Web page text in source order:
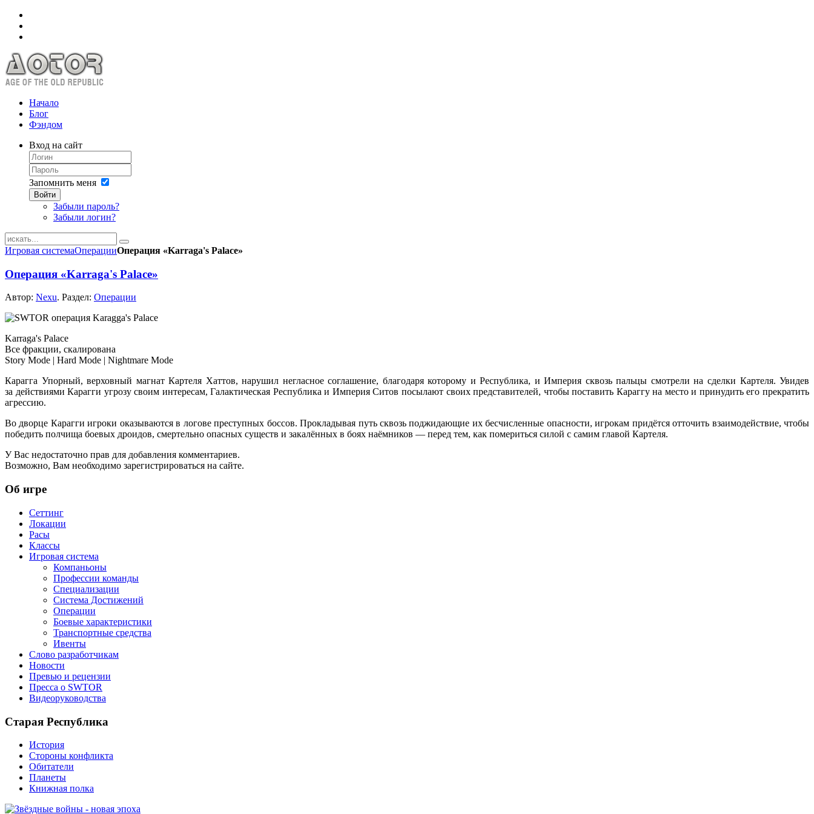
Начало
Блог
Фэндом
Вход на сайт
Запомнить меня
Войти
Забыли пароль?
Забыли логин?
Игровая системаОперацииОперация «Karraga's Palace»
Операция «Karraga's Palace»
Автор: Nexu. Раздел: Операции
Karraga's Palace
Все фракции, скалирована
Story Mode | Hard Mode | Nightmare Mode
Карагга Упорный, верховный магнат Картеля Хаттов, нарушил негласное соглашение, благодаря которому и Республика, и Империя сквозь пальцы смотрелина сделки Картеля. Увидев
за действиями Карагги угрозу своим интересам, Галактическая Республикаи ИмперияСитов посылают своих представителей, чтобы поставить Караггуна место и принудитьего прекратить
агрессию.
Во дворце Карагги игроки оказываютсяв логовепреступных боссов. Прокладывая путь сквозь поджидающие их бесчисленные опасности, игрокам придётся отточить взаимодействие, чтобы
победить полчища боевых дроидов, смертельно опасных существ и закалённых в боях наёмников — перед тем, как помериться силой с самим главой Картеля.
У Вас недостаточно прав для добавления комментариев.
Возможно, Вам необходимо зарегистрироваться на сайте.
Об игре
Сеттинг
Локации
Расы
Классы
Игровая система
Компаньоны
Профессии команды
Специализации
Система Достижений
Операции
Боевые характеристики
Транспортные средства
Ивенты
Слово разработчикам
Новости
Превью и рецензии
Пресса о SWTOR
Видеоруководства
Старая Республика
История
Стороны конфликта
Обитатели
Планеты
Книжная полка